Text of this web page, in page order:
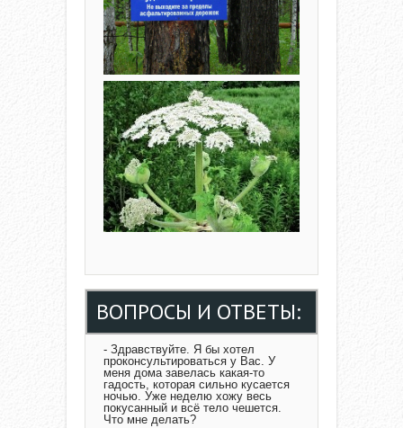
ВОПРОСЫ И ОТВЕТЫ:
- Здравствуйте. Я бы хотел
проконсультироваться у Вас. У
меня дома завелась какая-то
гадость, которая сильно кусается
ночью. Уже неделю хожу весь
покусанный и всё тело чешется.
Что мне делать?